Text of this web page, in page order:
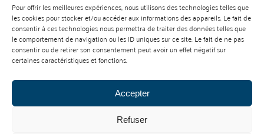
Pour offrir les meilleures expériences, nous utilisons des technologies telles que
les cookies pour stocker et/ou accéder aux informations des appareils. Le fait de
consentir à ces technologies nous permettra de traiter des données telles que
le comportement de navigation ou les ID uniques sur ce site. Le fait de ne pas
consentir ou de retirer son consentement peut avoir un effet négatif sur
certaines caractéristiques et fonctions.
Accepter
Refuser
BP 70023 - 49610 JUIGNE SUR LOIRE
Tél :07 88 99 01 07